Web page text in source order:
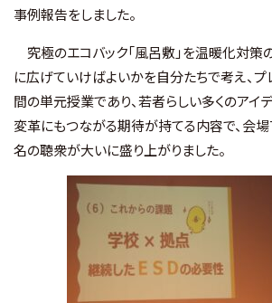
ohmikankyo
事例報告をしました。
究極のエコバック「風呂敷」を温暖化対策
に広げていけばよいかを自分たちで考え、
間の単元授業であり、若者らしい多くのアイ
変革にもつながる期待が持てる内容で、会場
名の聴衆が大いに盛り上がりました。